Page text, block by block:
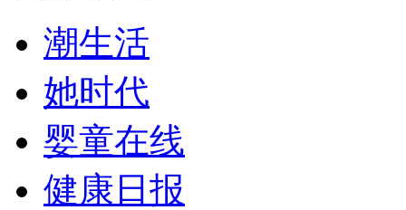
潮生活
她时代
婴童在线
健康日报